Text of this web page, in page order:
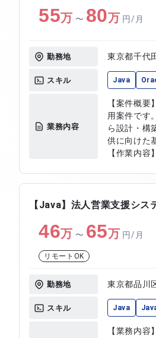
55万 〜 80万 円/月
勤務地 東京都千代
スキル Java
業務内容
【案件概
用案件です
ら設計・構
供に向けた
【作業内
【Java】法人営業支援シス
46万 〜 65万 円/月
リモートOK
勤務地 東京都品川
スキル Java
【業務内